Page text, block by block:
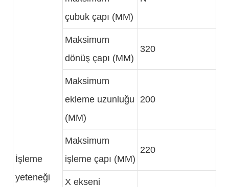
İşleme
yeteneği
çubuk çapı (MM)
Maksimum
dönüş çapı (MM)
320
Maksimum
ekleme uzunluğu
(MM)
200
Maksimum
işleme çapı (MM)
220
X ekseni